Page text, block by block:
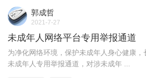
郭成哲
2021-7-27
未成年人网络平台专用举报通道
为净化网络环境，保护未成年人身心健康
未成年人专用举报通道，对涉未成年 ...